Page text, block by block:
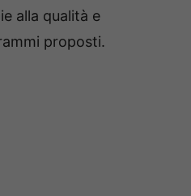
alla qualità e
proposti.